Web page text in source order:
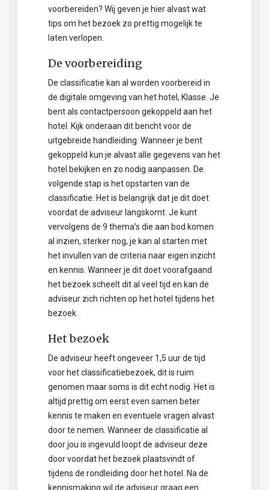
voorbereiden? Wij geven je hier alvast wat
tips om het bezoek zo prettig mogelijk te
laten verlopen.
De voorbereiding
De classificatie kan al worden voorbereid in
de digitale omgeving van het hotel, Klasse. Je
bent als contactpersoon gekoppeld aan het
hotel. Kijk onderaan dit bericht voor de
uitgebreide handleiding. Wanneer je bent
gekoppeld kun je alvast alle gegevens van het
hotel bekijken en zo nodig aanpassen. De
volgende stap is het opstarten van de
classificatie. Het is belangrijk dat je dit doet
voordat de adviseur langskomt. Je kunt
vervolgens de 9 thema’s die aan bod komen
al inzien, sterker nog, je kan al starten met
het invullen van de criteria naar eigen inzicht
en kennis. Wanneer je dit doet voorafgaand
het bezoek scheelt dit al veel tijd en kan de
adviseur zich richten op het hotel tijdens het
bezoek.
Het bezoek
De adviseur heeft ongeveer 1,5 uur de tijd
voor het classificatiebezoek, dit is ruim
genomen maar soms is dit echt nodig. Het is
altijd prettig om eerst even samen beter
kennis te maken en eventuele vragen alvast
door te nemen. Wanneer de classificatie al
door jou is ingevuld loopt de adviseur deze
door voordat het bezoek plaatsvindt of
tijdens de rondleiding door het hotel. Na de
kennismaking wil de adviseur graag een